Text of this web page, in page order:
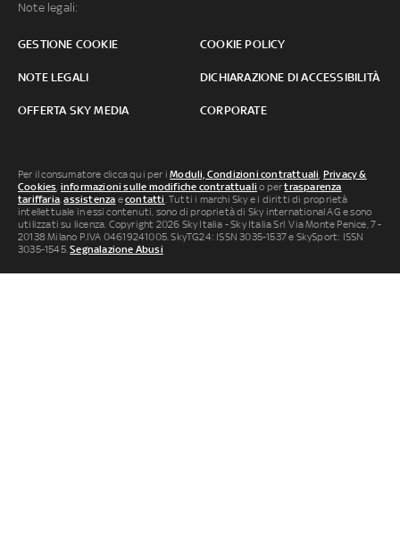
Note legali:
GESTIONE COOKIE COOKIE POLICY
NOTE LEGALI DICHIARAZIONE DI ACCESSIBILITÀ
OFFERTA SKY MEDIA CORPORATE
Per il consumatore clicca qui per iModuli, Condizioni contrattuali, Privacy &
Cookies, informazioni sulle modifiche contrattuali o pertrasparenza
tariffaria,assistenza econtatti. Tutti i marchi Sky e i diritti di proprietà
intellettuale in essi contenuti, sono di proprietà di Sky international AG e sono
utilizzati su licenza. Copyright 2026 Sky Italia - Sky Italia Srl Via Monte Penice, 7 -
20138 Milano P.IVA 04619241005. SkyTG24: ISSN 3035-1537 e SkySport: ISSN
3035-1545.Segnalazione Abusi